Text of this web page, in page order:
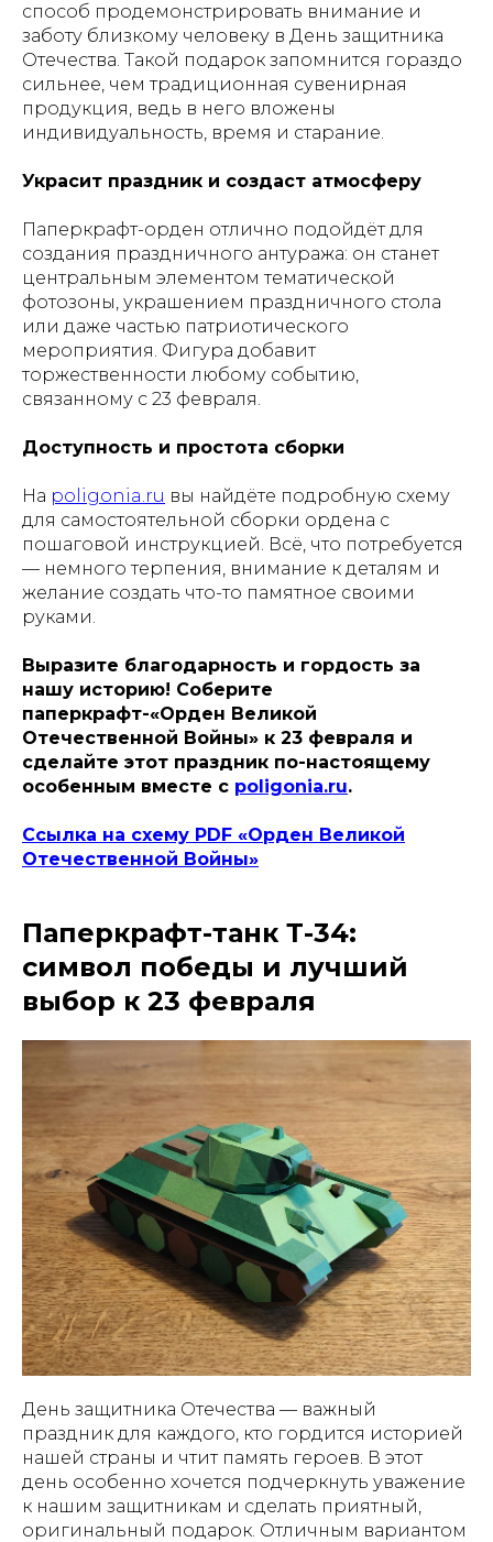
способ продемонстрировать внимание и
заботу близкому человеку в День защитника
Отечества. Такой подарок запомнится гораздо
сильнее, чем традиционная сувенирная
продукция, ведь в него вложены
индивидуальность, время и старание.
Украсит праздник и создаст атмосферу
Паперкрафт-орден отлично подойдёт для
создания праздничного антуража: он станет
центральным элементом тематической
фотозоны, украшением праздничного стола
или даже частью патриотического
мероприятия. Фигура добавит
торжественности любому событию,
связанному с 23 февраля.
Доступность и простота сборки
На poligonia.ru вы найдёте подробную схему
для самостоятельной сборки ордена с
пошаговой инструкцией. Всё, что потребуется
— немного терпения, внимание к деталям и
желание создать что-то памятное своими
руками.
Выразите благодарность и гордость за
нашу историю! Соберите
паперкрафт-«Орден Великой
Отечественной Войны» к 23 февраля и
сделайте этот праздник по-настоящему
особенным вместе с poligonia.ru.
Ссылка на схему PDF «Орден Великой
Отечественной Войны»
Паперкрафт-танк Т-34:
символ победы и лучший
выбор к 23 февраля
День защитника Отечества — важный
праздник для каждого, кто гордится историей
нашей страны и чтит память героев. В этот
день особенно хочется подчеркнуть уважение
к нашим защитникам и сделать приятный,
оригинальный подарок. Отличным вариантом